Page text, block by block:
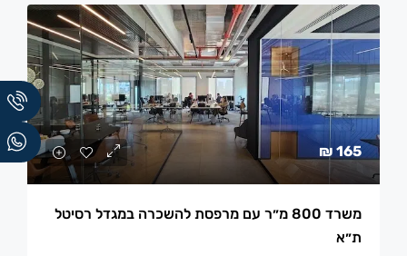
165 ₪
משרד 800 מ״ר עם מרפסת להשכרה במגדל רסיטל
ת״א